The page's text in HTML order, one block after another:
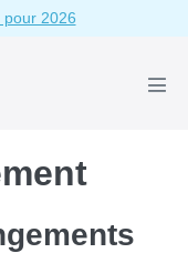
pour 2026